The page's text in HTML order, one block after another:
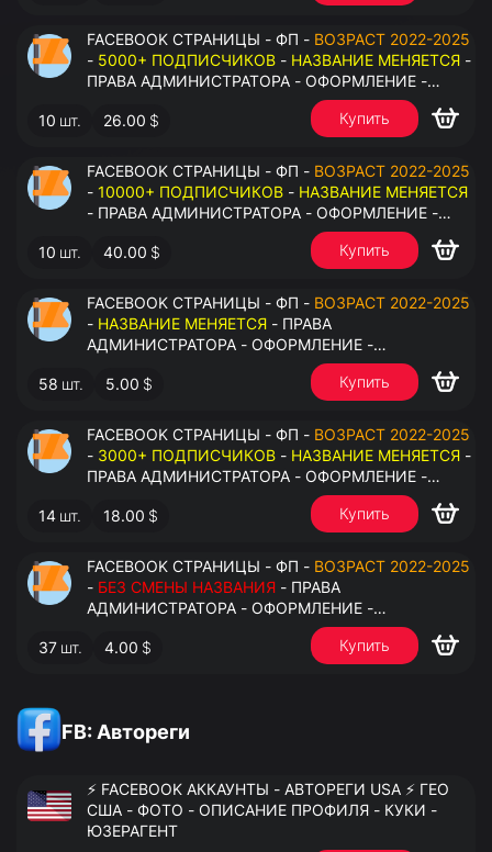
FACEBOOK СТРАНИЦЫ - ФП - ВОЗРАСТ 2022-2025
- 5000+ ПОДПИСЧИКОВ - НАЗВАНИЕ МЕНЯЕТСЯ -
ПРАВА АДМИНИСТРАТОРА - ОФОРМЛЕНИЕ -
ЗАПОЛНЕННАЯ ИНФОРМАЦИЯ - ПОД ВСЕ ГЕО
10 шт. 26.00 $ Купить
FACEBOOK СТРАНИЦЫ - ФП - ВОЗРАСТ 2022-2025
- 10000+ ПОДПИСЧИКОВ - НАЗВАНИЕ МЕНЯЕТСЯ
- ПРАВА АДМИНИСТРАТОРА - ОФОРМЛЕНИЕ -
ЗАПОЛНЕННАЯ ИНФОРМАЦИЯ - ПОД ВСЕ ГЕО
10 шт. 40.00 $ Купить
FACEBOOK СТРАНИЦЫ - ФП - ВОЗРАСТ 2022-2025
- НАЗВАНИЕ МЕНЯЕТСЯ - ПРАВА
АДМИНИСТРАТОРА - ОФОРМЛЕНИЕ -
ЗАПОЛНЕННАЯ ИНФОРМАЦИЯ - ПОД ВСЕ ГЕО
58 шт. 5.00 $ Купить
FACEBOOK СТРАНИЦЫ - ФП - ВОЗРАСТ 2022-2025
- 3000+ ПОДПИСЧИКОВ - НАЗВАНИЕ МЕНЯЕТСЯ -
ПРАВА АДМИНИСТРАТОРА - ОФОРМЛЕНИЕ -
ЗАПОЛНЕННАЯ ИНФОРМАЦИЯ - ПОД ВСЕ ГЕО
14 шт. 18.00 $ Купить
FACEBOOK СТРАНИЦЫ - ФП - ВОЗРАСТ 2022-2025
- БЕЗ СМЕНЫ НАЗВАНИЯ - ПРАВА
АДМИНИСТРАТОРА - ОФОРМЛЕНИЕ -
ЗАПОЛНЕННАЯ ИНФОРМАЦИЯ - ПОД ВСЕ ГЕО
37 шт. 4.00 $ Купить
FB: Автореги
⚡️ FACEBOOK АККАУНТЫ - АВТОРЕГИ USA ⚡️ ГЕО
США - ФОТО - ОПИСАНИЕ ПРОФИЛЯ - КУКИ -
ЮЗЕРАГЕНТ